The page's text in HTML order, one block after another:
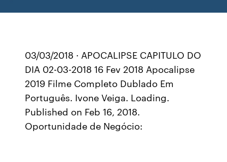
03/03/2018 · APOCALIPSE CAPITULO DO
DIA 02-03-2018 16 Fev 2018 Apocalipse
2019 Filme Completo Dublado Em
Português. Ivone Veiga. Loading.
Published on Feb 16, 2018.
Oportunidade de Negócio: